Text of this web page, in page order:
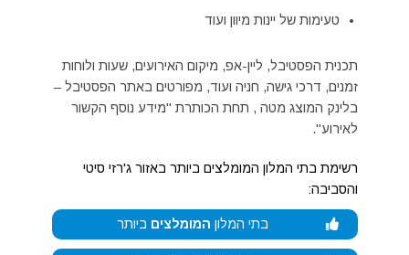
טעימות של יינות מיוון ועוד
תכנית הפסטיבל, ליין-אפ, מיקום האירועים, שעות ולוחות
זמנים, דרכי גישה, חניה ועוד, מפורטים באתר הפסטיבל –
בלינק המוצג מטה , תחת הכותרת "מידע נוסף הקשור
לאירוע".
רשימת בתי המלון המומלצים ביותר באזור ג'רזי סיטי
והסביבה:
בתי המלון המומלצים ביותר